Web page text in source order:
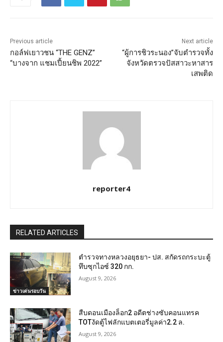
Previous article
กอล์ฟเยาวชน “THE GENZ”
“บางจาก แชมเปี้ยนชิพ 2022”
Next article
“ผู้การชิวระนอง”จับตำรวจทั้ง
จังหวัดตรวจปัสสาวะหาสาร
เสพติด
reporter4
RELATED ARTICLES
ข่าวเด่นรอบวัน
ตำรวจทางหลวงอยุธยา- ปส. สกัดรถกระบะตู้
ทึบซุกไอซ์ 320 กก.
August 9, 2026
สืบดอนเมืองล็อก2 อดีตช่างซับคอนแทรค
TOTงัดตู้ไฟลักแบตเตอรี่มูลค่า2.2 ล.
August 9, 2026